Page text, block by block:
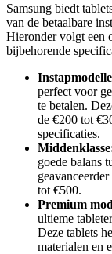
Samsung biedt
van de betaalbare
Hieronder volgt een
bijbehorende
perfect voor
te betalen.
de €200 tot
specificaties.
goede balans
tot €500.
Premium
ultieme
Deze tablets
materialen en